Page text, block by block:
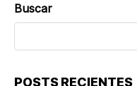
Buscar
POSTS RECIENTES